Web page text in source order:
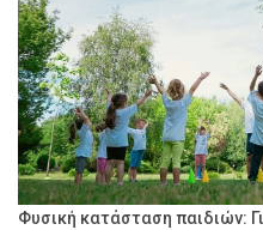
Φυσική κατάσταση παιδιών: